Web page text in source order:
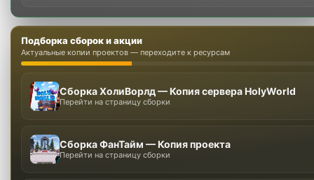
Подборка сборок и акции
Актуальные копии проектов — переходите к ресурсам
Сборка ХолиВорлд — Копия сервера HolyWorld
Перейти на страницу сборки
Сборка ФанТайм — Копия проекта
Перейти на страницу сборки